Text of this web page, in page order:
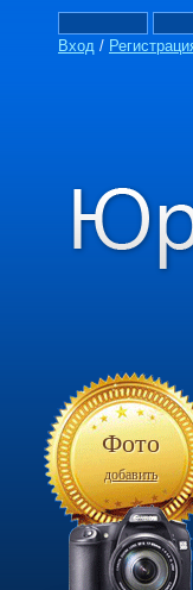
Вход /
Фото
добавить